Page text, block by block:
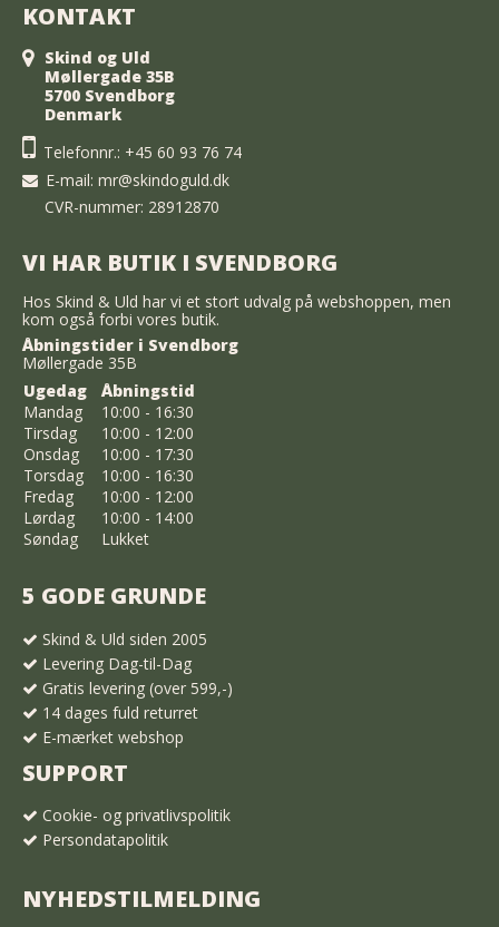
KONTAKT
Skind og Uld
Møllergade 35B
5700 Svendborg
Denmark
Telefonnr.: +45 60 93 76 74
E-mail: mr@skindoguld.dk
CVR-nummer: 28912870
VI HAR BUTIK I SVENDBORG
Hos Skind & Uld har vi et stort udvalg på webshoppen, men
kom også forbi vores butik.
Åbningstider i Svendborg
Møllergade 35B
Ugedag
Åbningstid
Mandag
10:00 - 16:30
Tirsdag
10:00 - 12:00
Onsdag
10:00 - 17:30
Torsdag
10:00 - 16:30
Fredag
10:00 - 12:00
Lørdag
10:00 - 14:00
Søndag
Lukket
5 GODE GRUNDE
Skind & Uld siden 2005
Levering Dag-til-Dag
Gratis levering (over 599,-)
14 dages fuld returret
E-mærket webshop
SUPPORT
Cookie- og privatlivspolitik
Persondatapolitik
NYHEDSTILMELDING